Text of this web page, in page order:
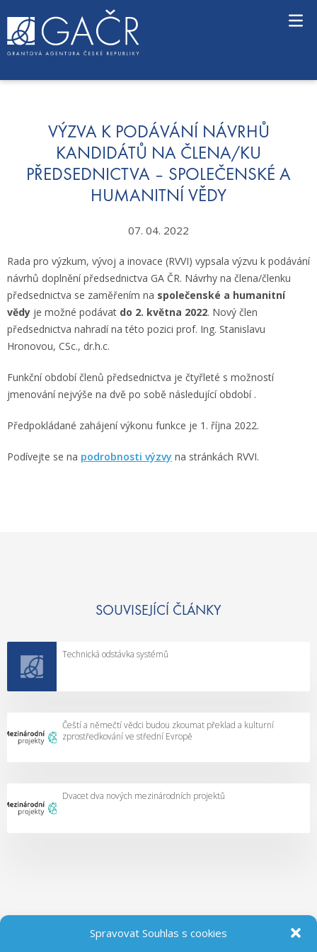
Spravovat Souhlas s cookies
o
VÝZVA K PODÁVÁNÍ NÁVRHŮ
KANDIDÁTŮ NA ČLENA/KU
PŘEDSEDNICTVA – SPOLEČENSKÉ A
HUMANITNÍ VĚDY
07. 04. 2022
Rada pro výzkum, vývoj a inovace (RVVI) vypsala výzvu k podávání
návrhů doplnění předsednictva GA ČR. Návrhy na člena/členku
předsednictva se zaměřením na společenské a humanitní
vědy je možné podávat do 2. května 2022. Nový člen
předsednictva nahradí na této pozici prof. Ing. Stanislavu
Hronovou, CSc., dr.h.c.
Funkční období členů předsednictva je čtyřleté s možností
jmenování nejvýše na dvě po sobě následující období .
Předpokládané zahájení výkonu funkce je 1. října 2022.
Podívejte se na podrobnosti výzvy na stránkách RVVI.
SOUVISEJÍCÍ ČLÁNKY
Technická odstávka systémů
Čeští a němečtí vědci budou zkoumat překlad a kulturní
zprostředkování ve střední Evropě
Dvacet dva nových mezinárodních projektů